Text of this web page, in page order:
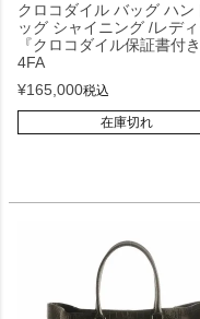
クロコダイル バッグ ハン
ッグ シャイニング /レデ
『クロコダイル保証書付き
4FA
¥165,000税込
在庫切れ